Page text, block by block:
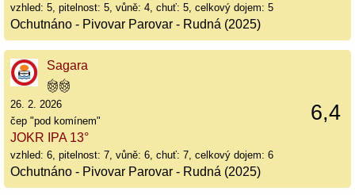
vzhled: 5, pitelnost: 5, vůně: 4, chuť: 5, celkový dojem: 5
Ochutnáno - Pivovar Parovar - Rudná (2025)
Sagara
6,4
26. 2. 2026
čep "pod komínem"
JOKR IPA 13°
vzhled: 6, pitelnost: 7, vůně: 6, chuť: 7, celkový dojem: 6
Ochutnáno - Pivovar Parovar - Rudná (2025)